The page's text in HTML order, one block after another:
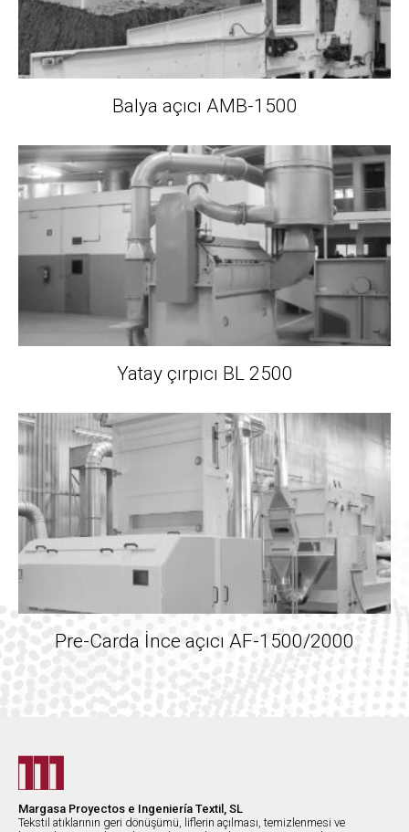
Balya açıcı AMB-1500
Yatay çırpıcı BL 2500
Pre-Carda İnce açıcı AF-1500/2000
Margasa Proyectos e Ingeniería Textil, SL
Tekstil atıklarının geri dönüşümü, liflerin açılması, temizlenmesi ve